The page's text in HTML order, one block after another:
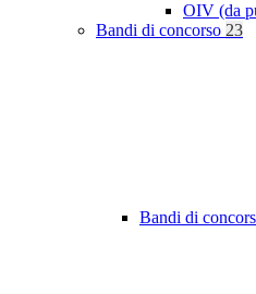
OIV (da
Bandi di concorso 23
Bandi di